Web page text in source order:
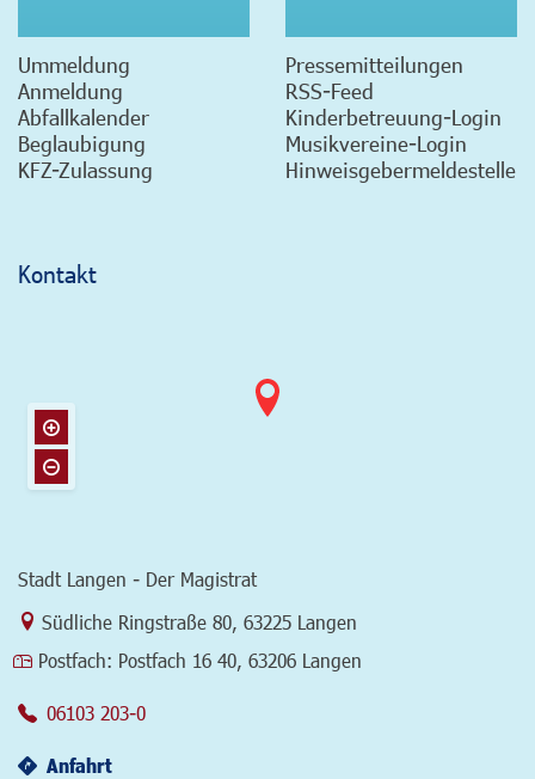
Ummeldung
Anmeldung
Abfallkalender
Beglaubigung
KFZ-Zulassung
Pressemitteilungen
RSS-Feed
Kinderbetreuung-Login
Musikvereine-Login
Hinweisgebermeldestelle
Kontakt
Stadt Langen - Der Magistrat
Link zur Google-Maps Navigation
Südliche Ringstraße 80, 63225 Langen
Postfach: Postfach 16 40, 63206 Langen
06103 203-0
Anfahrt